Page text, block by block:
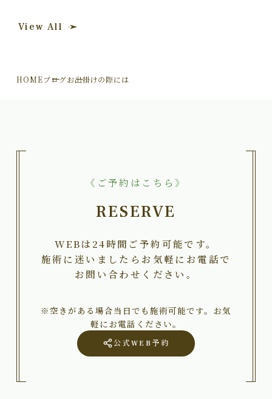
View All
HOMEブログお出掛けの際には
《ご予約はこちら》
RESERVE
WEBは24時間ご予約可能です。
施術に迷いましたらお気軽にお電話で
お問い合わせください。
※空きがある場合当日でも施術可能です。お気
軽にお電話ください。
公式WEB予約